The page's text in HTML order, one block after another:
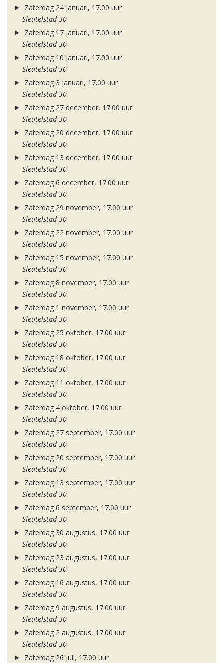
Zaterdag 24 januari, 17.00 uur
Sleutelstad 30
Zaterdag 17 januari, 17.00 uur
Sleutelstad 30
Zaterdag 10 januari, 17.00 uur
Sleutelstad 30
Zaterdag 3 januari, 17.00 uur
Sleutelstad 30
Zaterdag 27 december, 17.00 uur
Sleutelstad 30
Zaterdag 20 december, 17.00 uur
Sleutelstad 30
Zaterdag 13 december, 17.00 uur
Sleutelstad 30
Zaterdag 6 december, 17.00 uur
Sleutelstad 30
Zaterdag 29 november, 17.00 uur
Sleutelstad 30
Zaterdag 22 november, 17.00 uur
Sleutelstad 30
Zaterdag 15 november, 17.00 uur
Sleutelstad 30
Zaterdag 8 november, 17.00 uur
Sleutelstad 30
Zaterdag 1 november, 17.00 uur
Sleutelstad 30
Zaterdag 25 oktober, 17.00 uur
Sleutelstad 30
Zaterdag 18 oktober, 17.00 uur
Sleutelstad 30
Zaterdag 11 oktober, 17.00 uur
Sleutelstad 30
Zaterdag 4 oktober, 17.00 uur
Sleutelstad 30
Zaterdag 27 september, 17.00 uur
Sleutelstad 30
Zaterdag 20 september, 17.00 uur
Sleutelstad 30
Zaterdag 13 september, 17.00 uur
Sleutelstad 30
Zaterdag 6 september, 17.00 uur
Sleutelstad 30
Zaterdag 30 augustus, 17.00 uur
Sleutelstad 30
Zaterdag 23 augustus, 17.00 uur
Sleutelstad 30
Zaterdag 16 augustus, 17.00 uur
Sleutelstad 30
Zaterdag 9 augustus, 17.00 uur
Sleutelstad 30
Zaterdag 2 augustus, 17.00 uur
Sleutelstad 30
Zaterdag 26 juli, 17.00 uur